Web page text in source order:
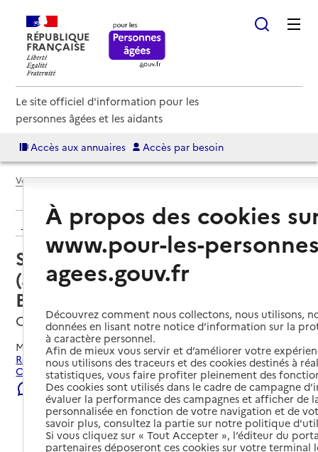
RÉPUBLIQUE
FRANÇAISE
Le site officiel d'information pour les
personnes âgées et les aidants
Accès aux annuaires Accès par besoin
Voir le fil d’Ariane
Retour aux résultats de l'annuaire
Service autonomie à domicile
(aide) – ADMR de Chazay
Belmont Saint-Jean
Chazay-d'Azergues, RHONE
Mis à jour le02/08/2026
Rechercher les établissements et services autour de
Chazay-d'Azergues.
Signaler une erreur
À propos des cookies
www.pour-les-
agees.gouv.fr
Découvrez comment nous collectons, nous utilisons,
données en lisant notre notice d’information sur la
à caractère personnel.
Afin de mieux vous servir et d’améliorer votre
nous utilisons des traceurs et des cookies destinés à
statistiques, vous faire profiter pleinement des
Des cookies sont utilisés dans le cadre de campagne
évaluer la performance des campagnes et afficher de
personnalisée en fonction de votre navigation et de
savoir plus, consultez la partie sur notre politique
Si vous cliquez sur « Tout Accepter », l’éditeur du
partenaires déposeront ces cookies sur votre terminal